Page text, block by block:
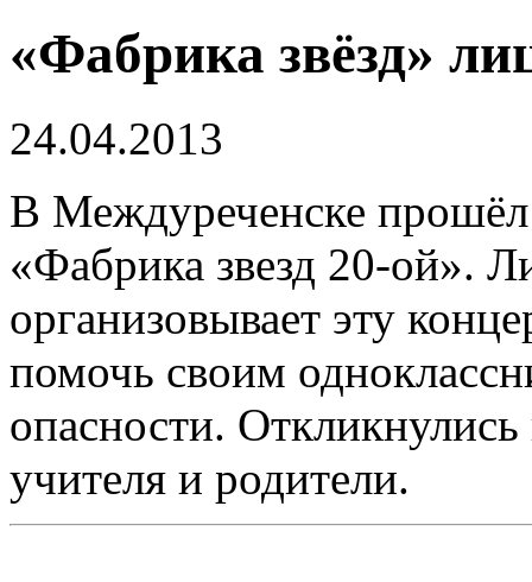
«Фабрика звёзд»
24.04.2013
В Междуреченске прошёл
«Фабрика звезд 20-ой».
организовывает эту
помочь своим
опасности.
учителя и родители.